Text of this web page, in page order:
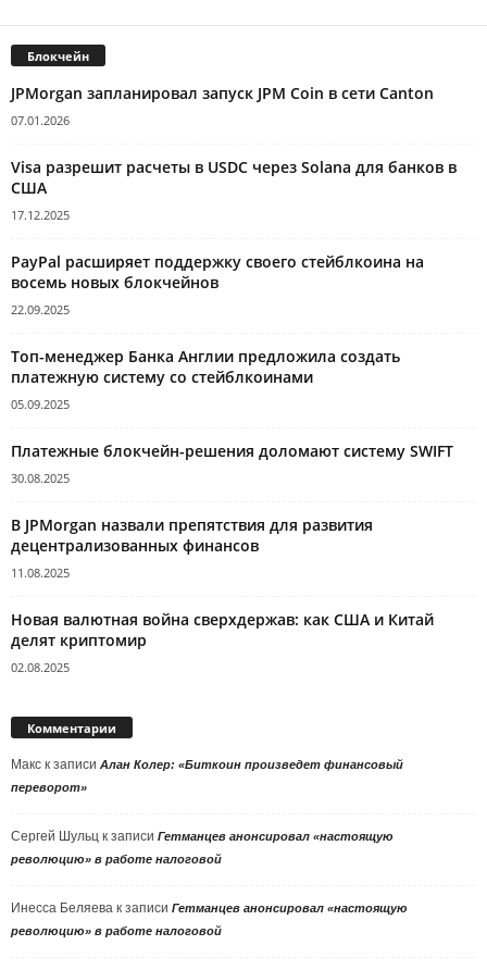
Блокчейн
JPMorgan запланировал запуск JPM Coin в сети Canton
07.01.2026
Visa разрешит расчеты в USDC через Solana для банков в
США
17.12.2025
PayPal расширяет поддержку своего стейблкоина на
восемь новых блокчейнов
22.09.2025
Топ-менеджер Банка Англии предложила создать
платежную систему со стейблкоинами
05.09.2025
Платежные блокчейн-решения доломают систему SWIFT
30.08.2025
В JPMorgan назвали препятствия для развития
децентрализованных финансов
11.08.2025
Новая валютная война сверхдержав: как США и Китай
делят криптомир
02.08.2025
Комментарии
Макс к записи Алан Колер: «Биткоин произведет финансовый
переворот»
Сергей Шульц к записи Гетманцев анонсировал «настоящую
революцию» в работе налоговой
Инесса Беляева к записи Гетманцев анонсировал «настоящую
революцию» в работе налоговой